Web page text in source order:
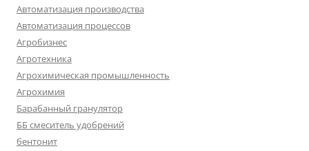
Автоматизация производства
Автоматизация процессов
Агробизнес
Агротехника
Агрохимическая промышленность
Агрохимия
Барабанный гранулятор
ББ смеситель удобрений
бентонит